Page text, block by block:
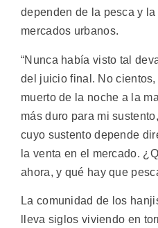
dependen de la pesca y
mercados urbanos.
“Nunca había visto tal
del juicio final. No
muerto de la noche a la
más duro para mi
cuyo sustento depende
la venta en el mercado.
ahora, y qué hay que
La comunidad de los
lleva siglos viviendo en